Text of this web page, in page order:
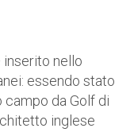
inserito nello
essendo stato
da Golf di
inglese